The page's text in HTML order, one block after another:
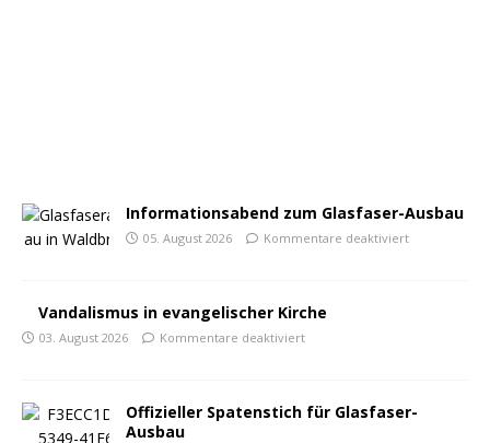
Informationsabend zum Glasfaser-Ausbau
05. August 2026 Kommentare deaktiviert
Vandalismus in evangelischer Kirche
03. August 2026 Kommentare deaktiviert
Offizieller Spatenstich für Glasfaser-
Ausbau